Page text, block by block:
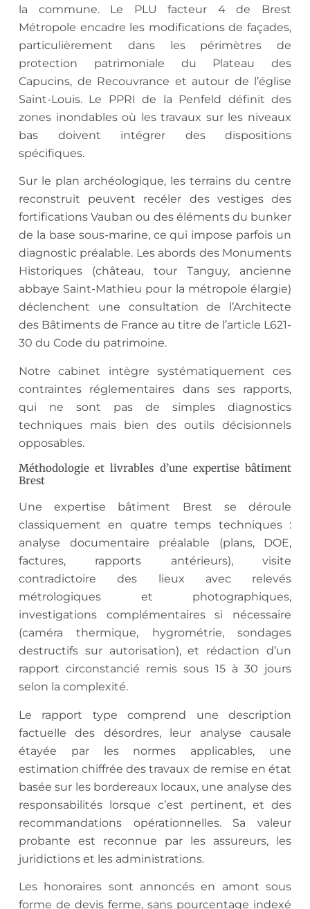
la commune. Le PLU facteur 4 de Brest
Métropole encadre les modifications de façades,
particulièrement dans les périmètres de
protection patrimoniale du Plateau des
Capucins, de Recouvrance et autour de l’église
Saint-Louis. Le PPRI de la Penfeld définit des
zones inondables où les travaux sur les niveaux
bas doivent intégrer des dispositions
spécifiques.
Sur le plan archéologique, les terrains du centre
reconstruit peuvent recéler des vestiges des
fortifications Vauban ou des éléments du bunker
de la base sous-marine, ce qui impose parfois un
diagnostic préalable. Les abords des Monuments
Historiques (château, tour Tanguy, ancienne
abbaye Saint-Mathieu pour la métropole élargie)
déclenchent une consultation de l’Architecte
des Bâtiments de France au titre de l’article L621-
30 du Code du patrimoine.
Notre cabinet intègre systématiquement ces
contraintes réglementaires dans ses rapports,
qui ne sont pas de simples diagnostics
techniques mais bien des outils décisionnels
opposables.
Méthodologie et livrables d’une expertise bâtiment
Brest
Une expertise bâtiment Brest se déroule
classiquement en quatre temps techniques :
analyse documentaire préalable (plans, DOE,
factures, rapports antérieurs), visite
contradictoire des lieux avec relevés
métrologiques et photographiques,
investigations complémentaires si nécessaire
(caméra thermique, hygrométrie, sondages
destructifs sur autorisation), et rédaction d’un
rapport circonstancié remis sous 15 à 30 jours
selon la complexité.
Le rapport type comprend une description
factuelle des désordres, leur analyse causale
étayée par les normes applicables, une
estimation chiffrée des travaux de remise en état
basée sur les bordereaux locaux, une analyse des
responsabilités lorsque c’est pertinent, et des
recommandations opérationnelles. Sa valeur
probante est reconnue par les assureurs, les
juridictions et les administrations.
Les honoraires sont annoncés en amont sous
forme de devis ferme, sans pourcentage indexé